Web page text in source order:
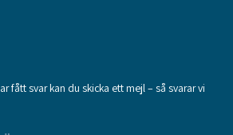
fått svar kan du skicka ett mejl – så svarar vi